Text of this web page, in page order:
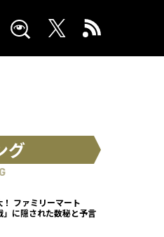
グ
ファミリーマート
」に隠された数秘と予言